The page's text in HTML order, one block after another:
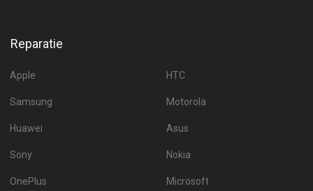
Reparatie
Apple
Samsung
Huawei
Sony
OnePlus
HTC
Motorola
Asus
Nokia
Microsoft